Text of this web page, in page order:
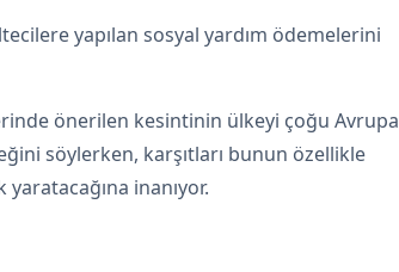
yapılan sosyal yardım ödemelerini
önerilen kesintinin ülkeyi çoğu Avrupa
söylerken, karşıtları bunun özellikle
inanıyor.